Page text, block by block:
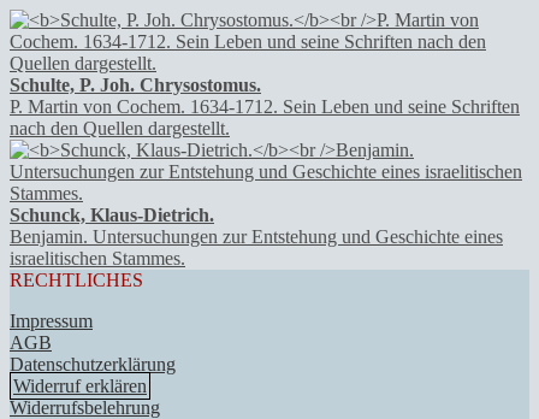
Schulte, P. Joh. Chrysostomus.
P. Martin von Cochem. 1634-1712. Sein Leben und seine Schriften
nach den Quellen dargestellt.
Schunck, Klaus-Dietrich.
Benjamin. Untersuchungen zur Entstehung und Geschichte eines
israelitischen Stammes.
RECHTLICHES
Impressum
AGB
Datenschutzerklärung
Widerruf erklären
Widerrufsbelehrung